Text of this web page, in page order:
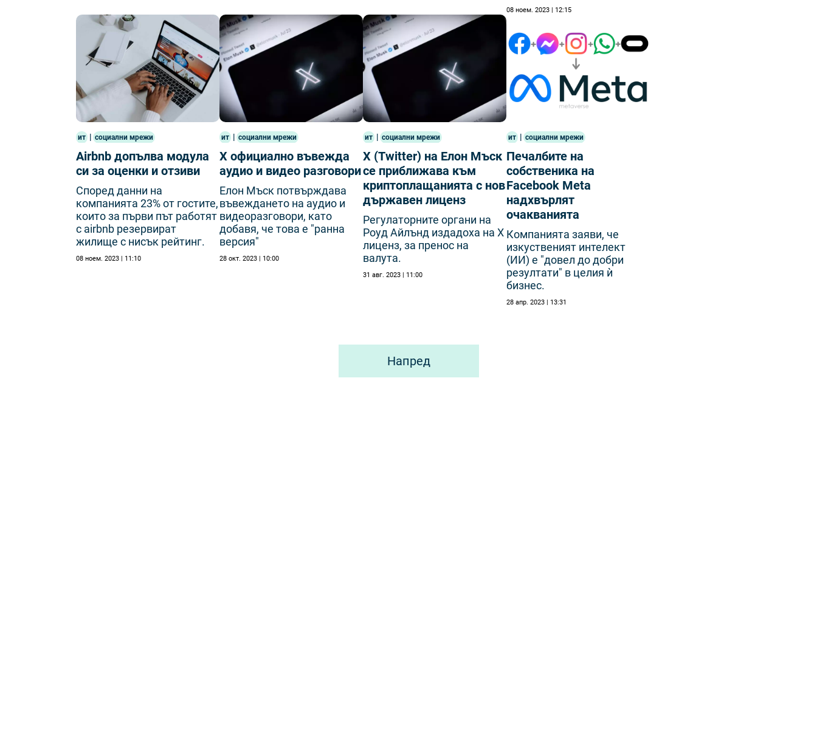
08 ноем. 2023 | 12:15
ит | социални мрежи
Airbnb допълва модула
си за оценки и отзиви
Според данни на
компанията 23% от гостите,
които за първи път работят
с airbnb резервират
жилище с нисък рейтинг.
08 ноем. 2023 | 11:10
ит | социални мрежи
X официално въвежда
аудио и видео разговори
Елон Мъск потвърждава
въвеждането на аудио и
видеоразговори, като
добавя, че това е "ранна
версия"
28 окт. 2023 | 10:00
ит | социални мрежи
X (Twitter) на Елон Мъск
се приближава към
криптоплащанията с нов
държавен лиценз
Регулаторните органи на
Роуд Айлънд издадоха на X
лиценз, за пренос на
валута.
31 авг. 2023 | 11:00
ит | социални мрежи
Печалбите на
собственика на
Facebook Meta
надхвърлят
очакванията
Компанията заяви, че
изкуственият интелект
(ИИ) е "довел до добри
резултати" в целия ѝ
бизнес.
28 апр. 2023 | 13:31
Напред